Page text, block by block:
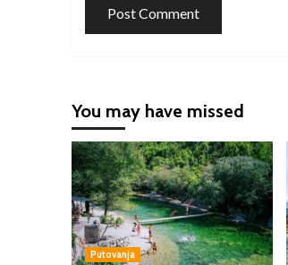
You may have missed
Putovanja